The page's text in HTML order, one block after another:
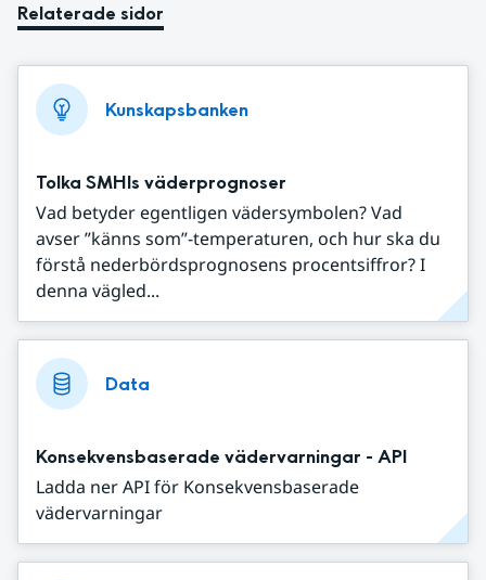
Relaterade sidor
Kunskapsbanken
Tolka SMHIs väderprognoser
Vad betyder egentligen vädersymbolen? Vad
avser ”känns som”-temperaturen, och hur ska du
förstå nederbördsprognosens procentsiffror? I
denna vägled...
Data
Konsekvensbaserade vädervarningar - API
Ladda ner API för Konsekvensbaserade
vädervarningar